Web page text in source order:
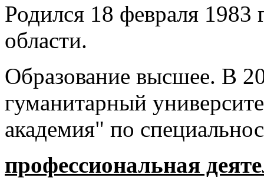
Родился 18 февраля 1983
области.
Образование высшее. В
гуманитарный
академия" по
профессиональная